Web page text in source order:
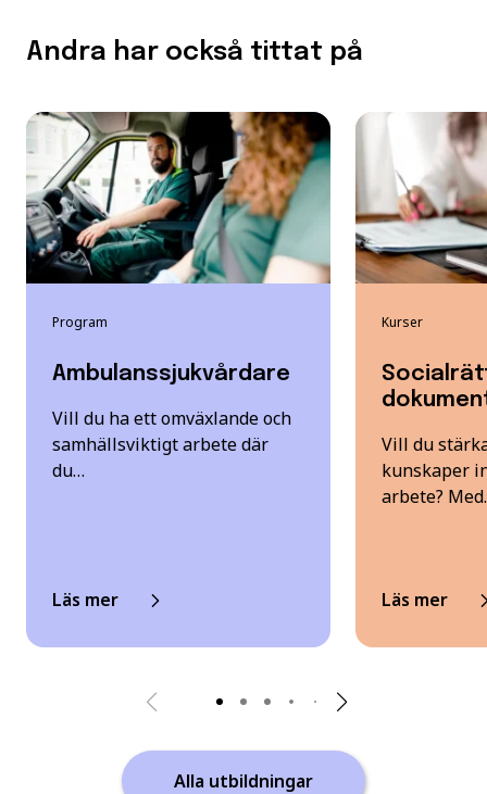
Andra har också tittat på
Program
Ambulanssjukvårdare
Vill du ha ett omväxlande och
samhällsviktigt arbete där
du…
Läs mer
Kurser
Vill du
kunskaper
arbete?
Läs mer
Alla utbildningar